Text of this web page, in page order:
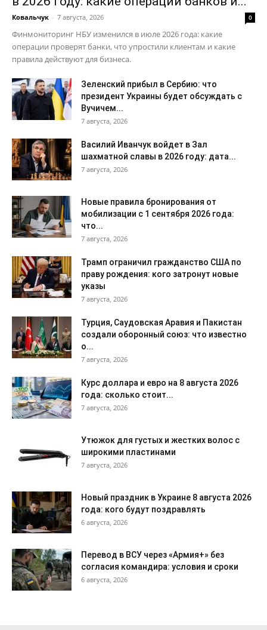
Ковальчук - 7 августа, 2026 0
Финмониторинг НБУ изменился в июле 2026 года: какие
операции проверят банки, что упростили клиентам и какие
правила действуют для бизнеса.
Зеленский прибыл в Сербию: что
президент Украины будет обсуждать с
Вучичем...
7 августа, 2026
Василий Иванчук войдет в Зал
шахматной славы в 2026 году: дата...
7 августа, 2026
Новые правила бронирования от
мобилизации с 1 сентября 2026 года:
что...
7 августа, 2026
Трамп ограничил гражданство США по
праву рождения: кого затронут новые
указы
7 августа, 2026
Турция, Саудовская Аравия и Пакистан
создали оборонный союз: что известно
о...
7 августа, 2026
Курс доллара и евро на 8 августа 2026
года: сколько стоит...
7 августа, 2026
Утюжок для густых и жестких волос с
широкими пластинами
7 августа, 2026
Новый праздник в Украине 8 августа 2026
года: кого будут поздравлять
6 августа, 2026
Перевод в ВСУ через «Армия+» без
согласия командира: условия и сроки
6 августа, 2026